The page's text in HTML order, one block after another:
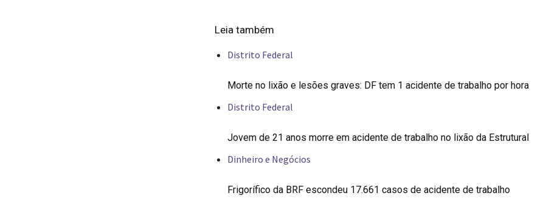
Leia também
Distrito Federal
Morte no lixão e lesões graves: DF tem 1 acidente de trabalho por hora
Distrito Federal
Jovem de 21 anos morre em acidente de trabalho no lixão da Estrutural
Dinheiro e Negócios
Frigorífico da BRF escondeu 17.661 casos de acidente de trabalho